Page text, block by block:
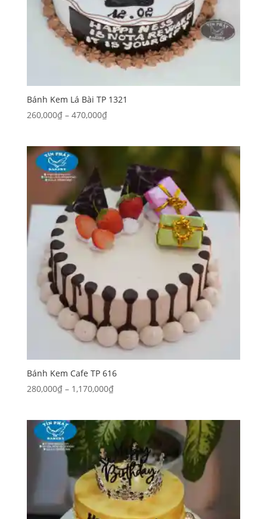
Bánh Kem Lá Bài TP 1321
260,000₫ – 470,000₫Khoảng
260,000₫
470,000₫
Bánh Kem Cafe TP 616
280,000₫ – 1,170,000₫Khoảng
280,000₫
đến
1,170,000₫